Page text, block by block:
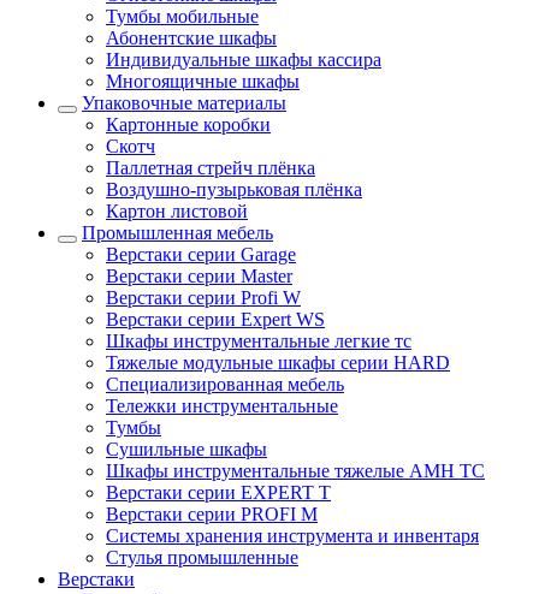
Тумбы мобильные
Абонентские шкафы
Индивидуальные шкафы кассира
Многоящичные шкафы
Упаковочные материалы
Картонные коробки
Скотч
Паллетная стрейч плёнка
Воздушно-пузырьковая плёнка
Картон листовой
Промышленная мебель
Верстаки серии Garage
Верстаки серии Master
Верстаки серии Profi W
Верстаки серии Expert WS
Шкафы инструментальные легкие тс
Тяжелые модульные шкафы серии HARD
Cпециализированная мебель
Тележки инструментальные
Тумбы
Cушильные шкафы
Шкафы инструментальные тяжелые AMH TC
Верстаки серии EXPERT T
Верстаки серии PROFI M
Системы хранения инструмента и инвентаря
Стулья промышленные
Верстаки